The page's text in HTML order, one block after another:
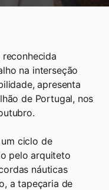
na interseção
apresenta
de Portugal, nos
ciclo de
pelo arquiteto
náuticas
a tapeçaria de